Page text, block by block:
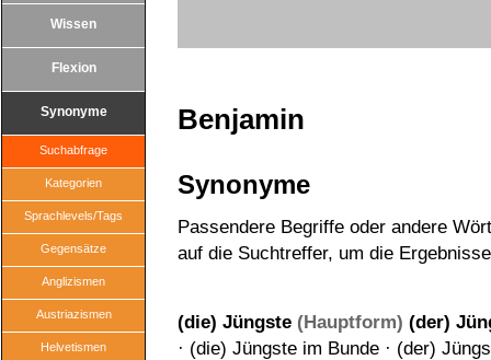
Wissen
Flexion
Synonyme
Suchabfrage
Kategorien
Sprachlevels/Tags
Gegensätze
Anglizismen
Austriazismen
Helvetismen
Benjamin
Synonyme
Passendere Begriffe oder andere
auf die Suchtreffer, um die
(die) Jüngste (Hauptform) (der)
· (die) Jüngste im Bunde · (der)